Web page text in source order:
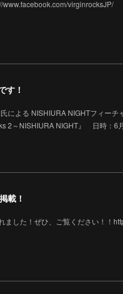
virginrocksJP/
す！
による NISHIURA NIGHTフィーチ
2～NISHIURA NIGHT』 日時
載！
ました！ぜひ、ご覧ください！！